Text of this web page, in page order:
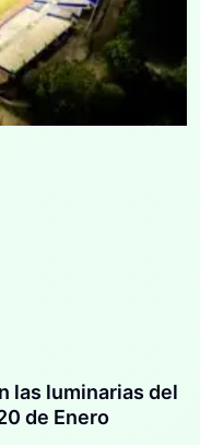
las luminarias del
de Enero